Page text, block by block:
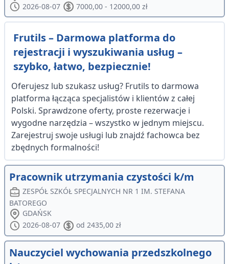
2026-08-07
7000,00 - 12000,00 zł
Frutils – Darmowa platforma do
rejestracji i wyszukiwania usług –
szybko, łatwo, bezpiecznie!
Oferujesz lub szukasz usług? Frutils to darmowa
platforma łącząca specjalistów i klientów z całej
Polski. Sprawdzone oferty, proste rezerwacje i
wygodne narzędzia – wszystko w jednym miejscu.
Zarejestruj swoje usługi lub znajdź fachowca bez
zbędnych formalności!
Pracownik utrzymania czystości k/m
ZESPÓŁ SZKÓŁ SPECJALNYCH NR 1 IM. STEFANA
BATOREGO
GDAŃSK
2026-08-07
od 2435,00 zł
Nauczyciel wychowania przedszkolnego